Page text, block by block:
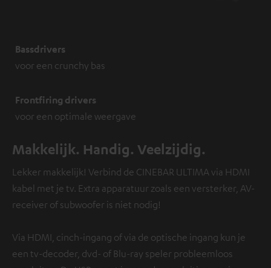
Bassdrivers
voor een crunchy bas
Frontfiring drivers
voor een optimale weergave
Makkelijk. Handig. Veelzijdig.
Lekker makkelijk! Verbind de CINEBAR ULTIMA via HDMI
kabel met je tv. Extra apparatuur zoals een versterker, AV-
receiver of subwoofer is niet nodig!
Via HDMI, cinch-ingang of via de optische ingang kun je
een tv-decoder, dvd- of Blu-ray speler probleemloos